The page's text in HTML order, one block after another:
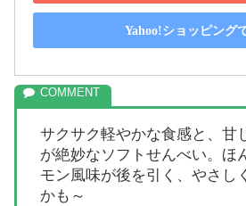
Yahoo!ショッピング
サクサク軽やかな食感と、甘
が絶妙なソフトせんべい。ほ
モン風味が後を引く、やさし
かも～